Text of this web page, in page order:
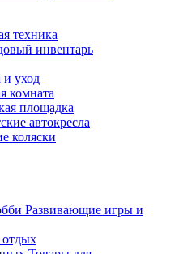
техника
инвентарь
и уход
комната
площадка
автокресла
коляски
Развивающие игры и